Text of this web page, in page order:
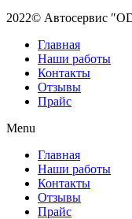
2022© Автосервис
Главная
Наши работы
Контакты
Отзывы
Прайс
Menu
Главная
Наши работы
Контакты
Отзывы
Прайс